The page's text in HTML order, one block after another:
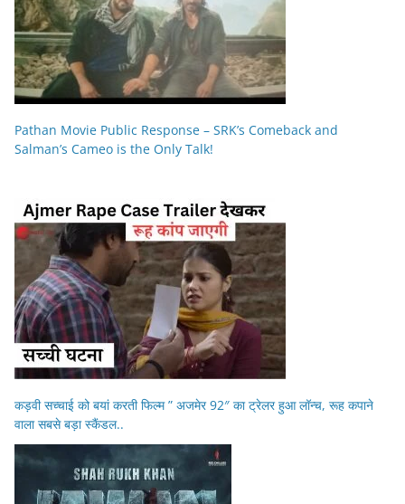
Pathan Movie Public Response – SRK’s Comeback and
Salman’s Cameo is the Only Talk!
कड़वी सच्चाई को बयां करती फिल्म ” अजमेर 92″ का ट्रेलर हुआ लॉन्च, रूह कपाने
वाला सबसे बड़ा स्कैंडल..